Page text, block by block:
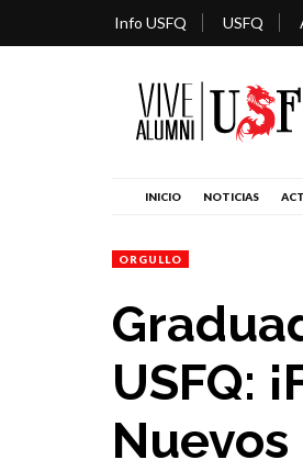
Info USFQ USFQ
INICIO NOTICIAS
ORGULLO
USFQ: